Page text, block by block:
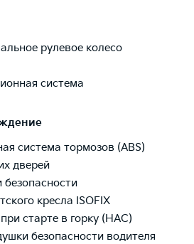
рулевое колесо
система
система тормозов (ABS)
дверей
кресла ISOFIX
старте в горку (HAC)
безопасности водителя